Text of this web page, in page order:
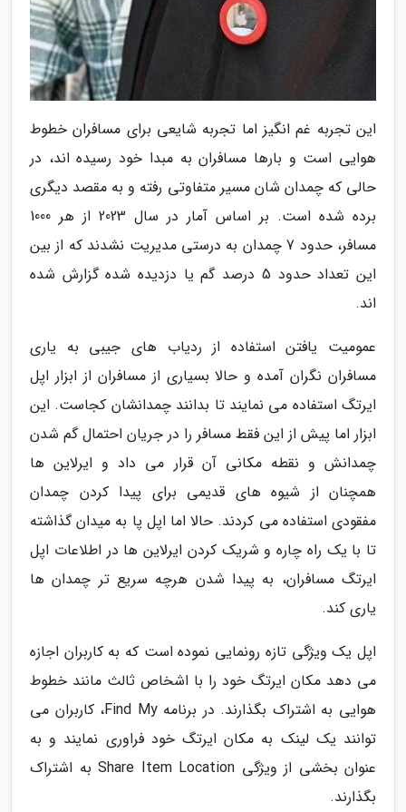
این تجربه غم انگیز اما تجربه شایعی برای مسافران خطوط
هوایی است و بارها مسافران به مبدا خود رسیده اند، در
حالی که چمدان شان مسیر متفاوتی رفته و به مقصد دیگری
برده شده است. بر اساس آمار در سال 2023 از هر 1000
مسافر، حدود 7 چمدان به درستی مدیریت نشدند که از بین
این تعداد حدود 5 درصد گم یا دزدیده شده گزارش شده
اند.
عمومیت یافتن استفاده از ردیاب های جیبی به یاری
مسافران نگران آمده و حالا بسیاری از مسافران از ابزار اپل
ایرتگ استفاده می نمایند تا بدانند چمدانشان کجاست. این
ابزار اما پیش از این فقط مسافر را در جریان احتمال گم شدن
چمدانش و نقطه مکانی آن قرار می داد و ایرلاین ها
همچنان از شیوه های قدیمی برای پیدا کردن چمدان
مفقودی استفاده می کردند. حالا اما اپل پا به میدان گذاشته
تا با یک راه چاره و شریک کردن ایرلاین ها در اطلاعات اپل
ایرتگ مسافران، به پیدا شدن هرچه سریع تر چمدان ها
یاری کند.
اپل یک ویژگی تازه رونمایی نموده است که به کاربران اجازه
می دهد مکان ایرتگ خود را با اشخاص ثالث مانند خطوط
هوایی به اشتراک بگذارند. در برنامه Find My، کاربران می
توانند یک لینک به مکان ایرتگ خود فراوری نمایند و به
عنوان بخشی از ویژگی Share Item Location به اشتراک
بگذارند.